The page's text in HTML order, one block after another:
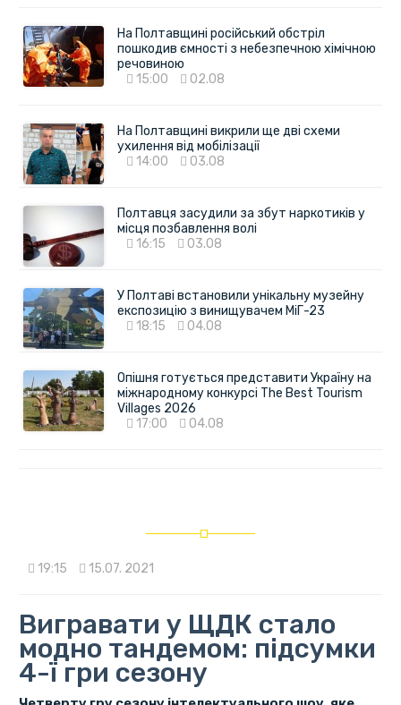
На Полтавщині російський обстріл
пошкодив ємності з небезпечною хімічною
речовиною
15:00
02.08
На Полтавщині викрили ще дві схеми
ухилення від мобілізації
14:00
03.08
Полтавця засудили за збут наркотиків у
місця позбавлення волі
16:15
03.08
У Полтаві встановили унікальну музейну
експозицію з винищувачем МіГ-23
18:15
04.08
Опішня готується представити Україну на
міжнародному конкурсі The Best Tourism
Villages 2026
17:00
04.08
19:15 15.07. 2021
Вигравати у ЩДК стало
модно тандемом: підсумки
4-ї гри сезону